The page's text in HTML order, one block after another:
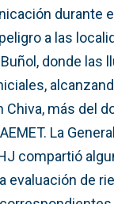
durante
a las
donde las
Chiva, más del
La
compartió
evaluación de